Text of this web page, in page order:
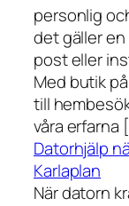
personlig
det gäller
post eller
Med butik
till
våra erfarna
Datorhjälp
Karlaplan
När datorn